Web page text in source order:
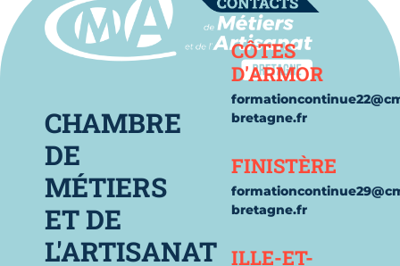
CHAMBRE
DE
MÉTIERS
ET DE
L'ARTISANAT
Contact
CÔTES
D'ARMOR
bretagne.fr
FINISTÈRE
bretagne.fr
ILLE-ET-